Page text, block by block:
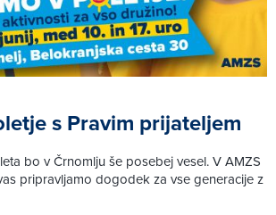
s Pravim prijateljem
bo v Črnomlju še posebej vesel. V AMZS
pripravljamo dogodek za vse generacije z